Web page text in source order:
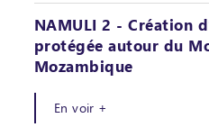
NAMULI 2 - Création
protégée autour du
Mozambique
En voir +